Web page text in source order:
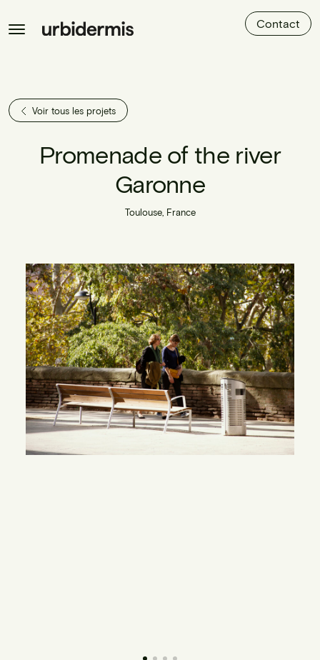
Contact
Voir tous les projets
Promenade of the river
Garonne
Toulouse, France